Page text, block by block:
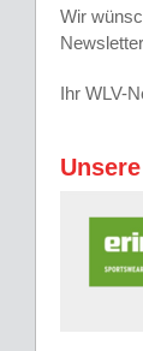
Wir
Ihr WLV-